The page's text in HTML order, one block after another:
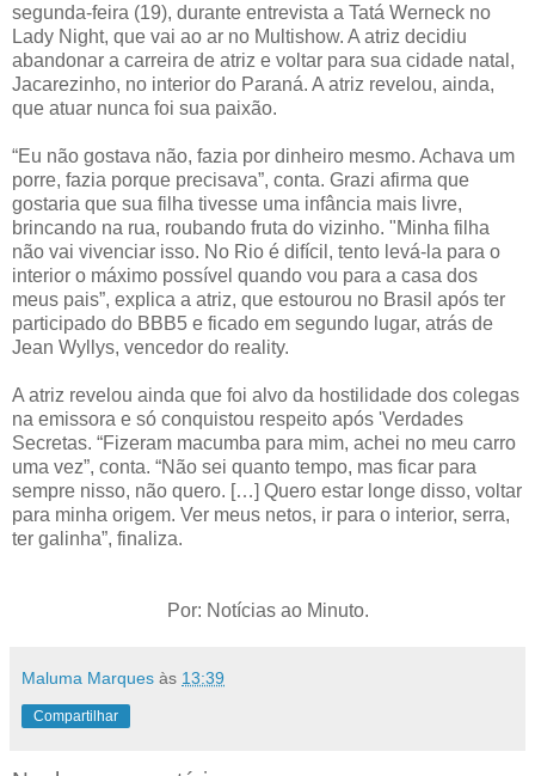
segunda-feira (19), durante entrevista a Tatá Werneck no
Lady Night, que vai ao ar no Multishow. A atriz decidiu
abandonar a carreira de atriz e voltar para sua cidade natal,
Jacarezinho, no interior do Paraná. A atriz revelou, ainda,
que atuar nunca foi sua paixão.
“Eu não gostava não, fazia por dinheiro mesmo. Achava um
porre, fazia porque precisava”, conta. Grazi afirma que
gostaria que sua filha tivesse uma infância mais livre,
brincando na rua, roubando fruta do vizinho. "Minha filha
não vai vivenciar isso. No Rio é difícil, tento levá-la para o
interior o máximo possível quando vou para a casa dos
meus pais”, explica a atriz, que estourou no Brasil após ter
participado do BBB5 e ficado em segundo lugar, atrás de
Jean Wyllys, vencedor do reality.
A atriz revelou ainda que foi alvo da hostilidade dos colegas
na emissora e só conquistou respeito após 'Verdades
Secretas. “Fizeram macumba para mim, achei no meu carro
uma vez”, conta. “Não sei quanto tempo, mas ficar para
sempre nisso, não quero. […] Quero estar longe disso, voltar
para minha origem. Ver meus netos, ir para o interior, serra,
ter galinha”, finaliza.
Por: Notícias ao Minuto.
Maluma Marques às 13:39
Compartilhar